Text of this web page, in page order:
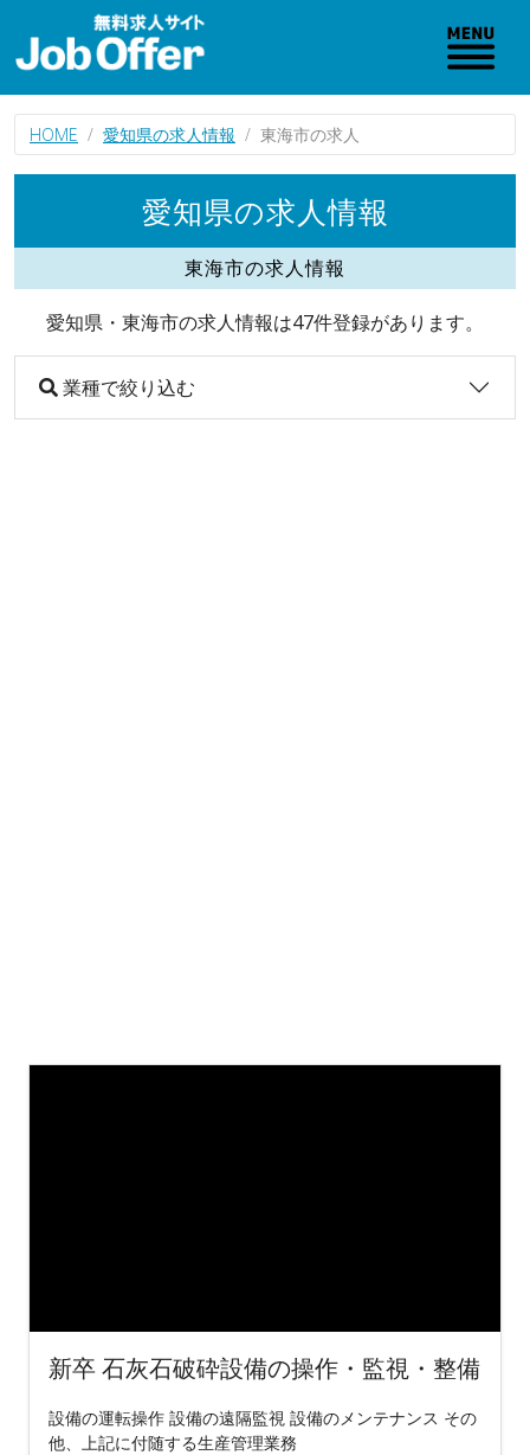
HOME 愛知県の求人情報 東海市の求人
愛知県の求人情報
東海市の求人情報
愛知県・東海市の求人情報は47件登録があります。
業種で絞り込む
新卒 石灰石破砕設備の操作・監視・整備
設備の運転操作 設備の遠隔監視 設備のメンテナンス その
他、上記に付随する生産管理業務